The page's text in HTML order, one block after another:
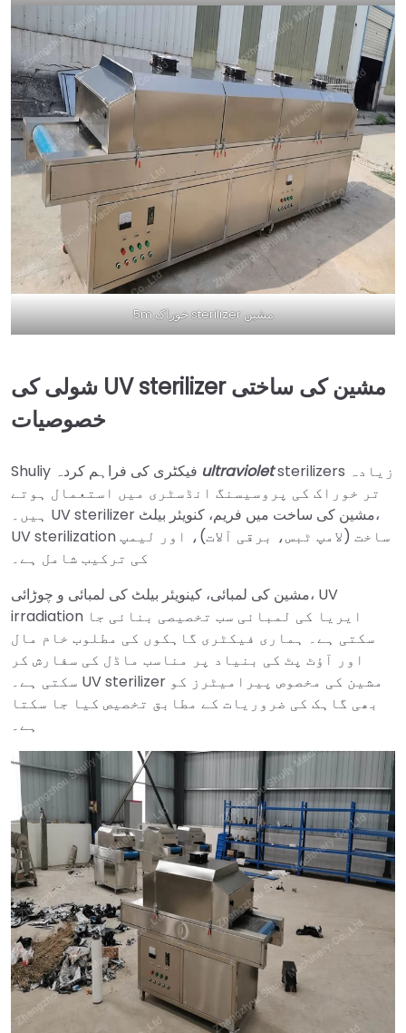
5m خوراک sterilizer مشین
شولی کی UV sterilizer مشین کی ساختی
خصوصیات
ultravioletsterilizers زیادہ
تر خوراک کی پروسیسنگ انڈسٹری میں استعمال ہوتے
ہیں۔ UV sterilizer مشین کی ساخت میں فریم، کنویئر بیلٹ،
UV sterilization ساخت (لامپ ٹبس، برقی آلات)، اور لیمپ
کی ترکیب شامل ہے۔
مشین کی لمبائی، کینویئر بیلٹ کی لمبائی و چوڑائی، UV
irradiation ایریا کی لمبائی سب تخصیصی بنائی جا
سکتی ہے۔ ہماری فیکٹری گاہکوں کی مطلوب خام مال
اور آؤٹ پٹ کی بنیاد پر مناسب ماڈل کی سفارش کر
سکتی ہے۔ UV sterilizer مشین کی مخصوص پیرامیٹرز کو
بھی گاہک کی ضروریات کے مطابق تخصیص کیا جا سکتا
ہے۔